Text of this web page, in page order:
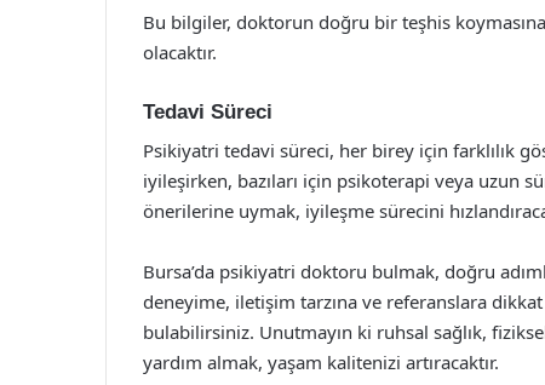
Bu bilgiler, doktorun doğru bir teşhis
olacaktır.
Tedavi Süreci
Psikiyatri tedavi süreci, her birey için farklılık
iyileşirken, bazıları için psikoterapi veya uzun
önerilerine uymak, iyileşme sürecini
Bursa’da psikiyatri doktoru bulmak, doğru
deneyime, iletişim tarzına ve referanslara
bulabilirsiniz. Unutmayın ki ruhsal sağlık,
yardım almak, yaşam kalitenizi artıracaktır.